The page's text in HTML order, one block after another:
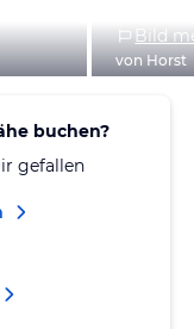
Bild
von Horst
buchen?
gefallen